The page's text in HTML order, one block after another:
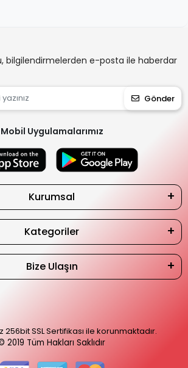
bilgilendirmelerden e-posta ile haberdar
Gönder
Mobil Uygulamalarımız
Kurumsal
Kategoriler
Bize Ulaşın
256bit SSL Sertifikası ile korunmaktadır.
2019 Tüm Hakları Saklıdır